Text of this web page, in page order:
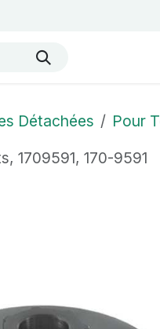
Détachées Pour
1709591, 170-9591